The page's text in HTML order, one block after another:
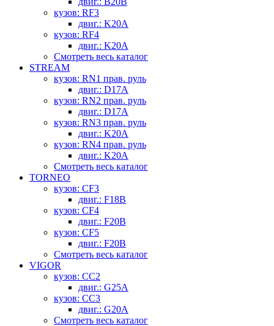
кузов: RF3
двиг.: K20A
кузов: RF4
двиг.: K20A
Смотреть весь каталог
STREAM
кузов: RN1 прав. руль
двиг.: D17A
кузов: RN2 прав. руль
двиг.: D17A
кузов: RN3 прав. руль
двиг.: K20A
кузов: RN4 прав. руль
двиг.: K20A
Смотреть весь каталог
TORNEO
кузов: CF3
двиг.: F18B
кузов: CF4
двиг.: F20B
кузов: CF5
двиг.: F20B
Смотреть весь каталог
VIGOR
кузов: CC2
двиг.: G25A
кузов: CC3
двиг.: G20A
Смотреть весь каталог